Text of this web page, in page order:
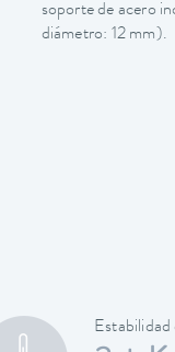
soporte de acero
diámetro: 12 mm).
Estabilidad